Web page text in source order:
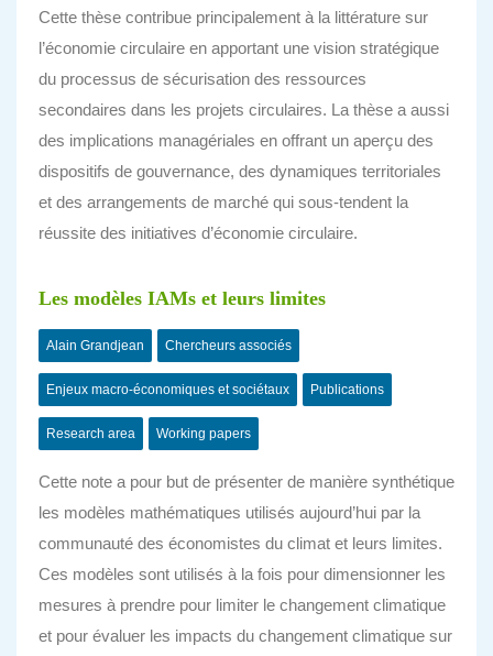
Cette thèse contribue principalement à la littérature sur
l’économie circulaire en apportant une vision stratégique
du processus de sécurisation des ressources
secondaires dans les projets circulaires. La thèse a aussi
des implications managériales en offrant un aperçu des
dispositifs de gouvernance, des dynamiques territoriales
et des arrangements de marché qui sous-tendent la
réussite des initiatives d’économie circulaire.
Les modèles IAMs et leurs limites
Alain Grandjean Chercheurs associés
Enjeux macro-économiques et sociétaux Publications
Research area Working papers
Cette note a pour but de présenter de manière synthétique
les modèles mathématiques utilisés aujourd’hui par la
communauté des économistes du climat et leurs limites.
Ces modèles sont utilisés à la fois pour dimensionner les
mesures à prendre pour limiter le changement climatique
et pour évaluer les impacts du changement climatique sur